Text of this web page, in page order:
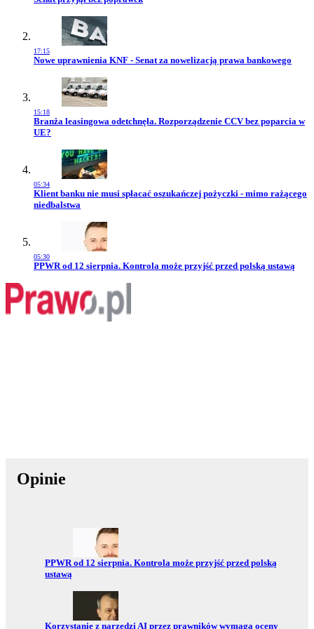
17:15
Przejdź do artykułu:
Nowe uprawnienia KNF - Senat za nowelizacją prawa bankowego
15:18
Przejdź do artykułu:
Branża leasingowa odetchnęła. Rozporządzenie CCV bez poparcia w
UE?
05:34
Przejdź do artykułu:
Klient banku nie musi spłacać oszukańczej pożyczki - mimo rażącego
niedbalstwa
05:30
Przejdź do artykułu:
PPWR od 12 sierpnia. Kontrola może przyjść przed polską ustawą
Opinie
Przejdź do:
PPWR od 12 sierpnia. Kontrola może przyjść przed polską
ustawą
Przejdź do:
Korzystanie z narzędzi AI przez prawników wymaga oceny